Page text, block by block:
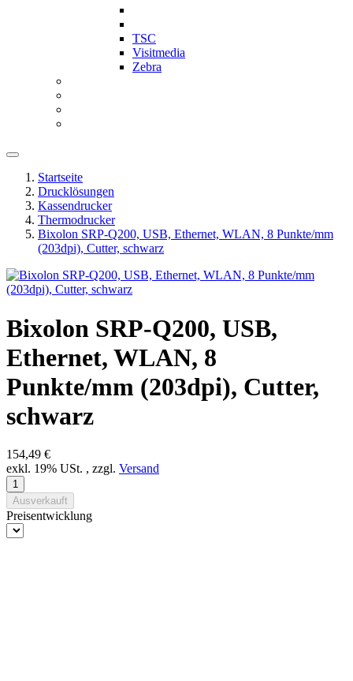
TSC
Visitmedia
Zebra
Startseite
Drucklösungen
Kassendrucker
Thermodrucker
Bixolon SRP-Q200, USB, Ethernet, WLAN, 8 Punkte/mm
(203dpi), Cutter, schwarz
Bixolon SRP-Q200, USB,
Ethernet, WLAN, 8
Punkte/mm (203dpi), Cutter,
schwarz
154,49 €
exkl. 19% USt. , zzgl. Versand
Ausverkauft
Preisentwicklung